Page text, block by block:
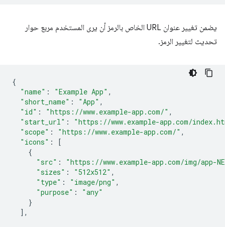
يضمن تغيير عنوان URL الخاص بالرمز أن يرى المستخدم مربع حوار
تحديث لتغيير الرمز.
{
"name" : "Example App" ,
"short_name" : "App" ,
"id" : "https://www.example-app.com/" ,
"start_url" :
"https://www.example-app.com/
"scope" : "https://www.example-app.com/" ,
"icons" :
[
{
"src" :
"https://www.example-app.com/img/app-
"sizes" : "512x512" ,
"type" : "image/png" ,
"purpose" :
"any"
}
],